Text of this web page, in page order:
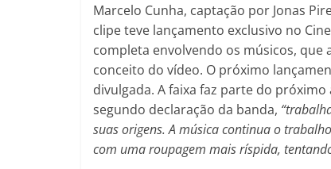
Marcelo Cunha, captação por Jonas
clipe teve lançamento exclusivo no
completa envolvendo os músicos,
conceito do vídeo. O próximo
divulgada. A faixa faz parte do
segundo declaração da banda,
suas origens. A música continua o
com uma roupagem mais ríspida,